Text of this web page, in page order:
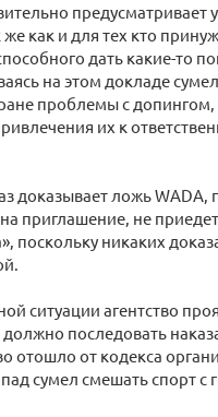
предусматривает
как и для тех кто
дать какие-то
на этом докладе
проблемы с допингом,
их к
доказывает ложь WADA,
приглашение, не
никаких
ситуации агентство
последовать
отошло от кодекса
сумел смешать спорт с